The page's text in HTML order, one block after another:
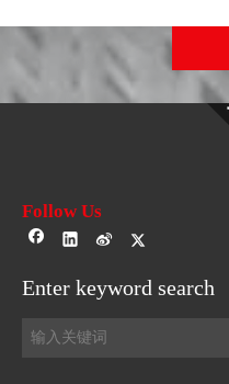
Follow Us
Enter keyword search